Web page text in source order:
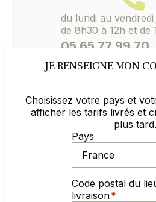
du lundi au vendredi
de 8h30 à 12h et de
05 65 77 99 70
MODES DE
JE RENSEIGNE MON
Choisissez votre pays et
afficher les tarifs livrés et
plus tard.
Pays
Code postal du
livraison